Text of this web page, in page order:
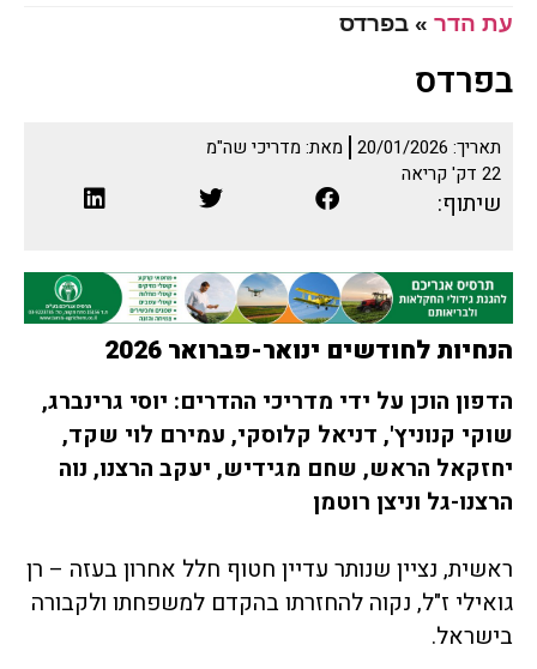
עת הדר » בפרדס
בפרדס
תאריך: 20/01/2026 מאת: מדריכי שה"מ
22 דק' קריאה
שיתוף:
הנחיות לחודשים ינואר-פברואר 2026
הדפון הוכן על ידי מדריכי ההדרים: יוסי גרינברג,
שוקי קנוניץ', דניאל קלוסקי, עמירם לוי שקד,
יחזקאל הראש, שחם מגידיש, יעקב הרצנו, נוה
הרצנו-גל וניצן רוטמן
ראשית, נציין שנותר עדיין חטוף חלל אחרון בעזה – רן
גואילי ז"ל, נקוה להחזרתו בהקדם למשפחתו ולקבורה
בישראל.